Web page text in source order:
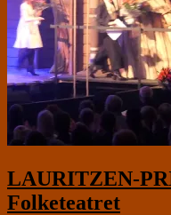
LAURITZEN-
Folketeatret